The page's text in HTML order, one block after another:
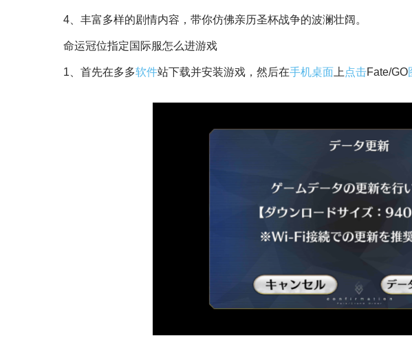
4、丰富多样的剧情内容，带你仿佛亲历圣杯战争的波澜壮阔。
命运冠位指定国际服怎么进游戏
1、首先在多多软件站下载并安装游戏，然后在手机桌面 上 点击Fate/GO